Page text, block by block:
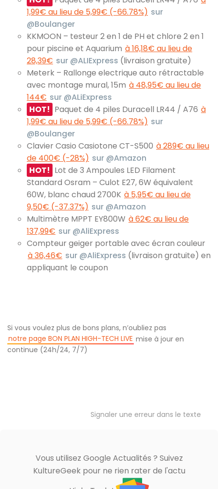
1,99€ au lieu de 5,99€ (-66.78%) sur
@Boulanger
KKMOON – testeur 2 en 1 de PH et chlore 2 en 1
pour piscine et Aquarium à 16,18€ au lieu de
28,39€ sur @ALIExpress (livraison gratuite)
Meterk – Rallonge electrique auto rétractable
avec montage mural, 15m à 48,95€ au lieu de
144€ sur @ALiExpress
HOT! Paquet de 4 piles Duracell LR44 / A76 à
1,99€ au lieu de 5,99€ (-66.78%) sur
@Boulanger
Clavier Casio Casiotone CT-S500 à 289€ au lieu
de 400€ (-28%) sur @Amazon
HOT! Lot de 3 Ampoules LED Filament
Standard Osram – Culot E27, 6W équivalent
60W, blanc chaud 2700K à 5,95€ au lieu de
9,50€ (-37.37%) sur @Amazon
Multimètre MPPT EY800W à 62€ au lieu de
137,99€ sur @AliExpress
Compteur geiger portable avec écran couleur
à 36,46€ sur @AliExpress (livraison gratuite) en
appliquant le coupon
Si vous voulez plus de bons plans, n’oubliez pas
notre page BON PLAN HIGH-TECH LIVE mise à jour en
continue (24h/24, 7/7)
Signaler une erreur dans le texte
Vous utilisez Google Actualités ? Suivez
KultureGeek pour ne rien rater de l'actu